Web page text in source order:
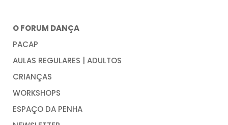
O FORUM DANÇA
PACAP
AULAS REGULARES | ADULTOS
CRIANÇAS
WORKSHOPS
ESPAÇO DA PENHA